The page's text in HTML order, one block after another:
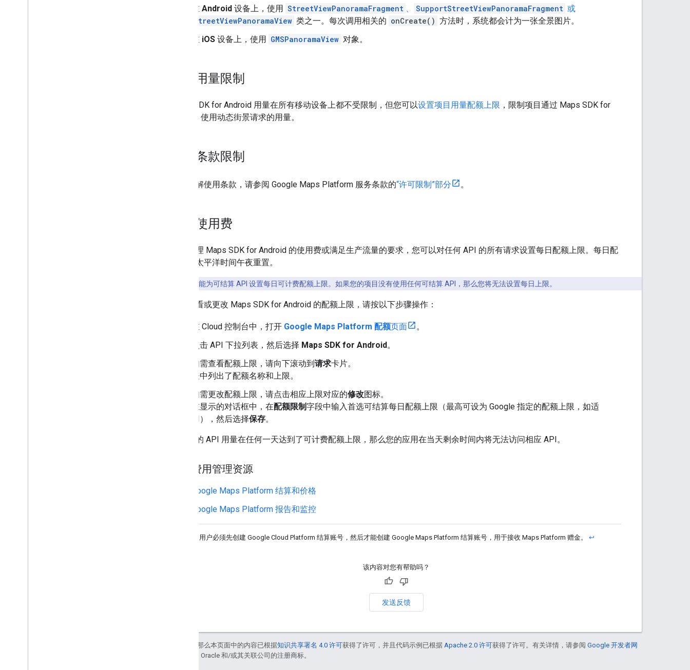
在 Android 设备上，使用 StreetViewPanoramaFragment 、 SupportStreetViewPanoramaFragment 或
StreetViewPanoramaView 类之一。每次调用相关的 onCreate() 方法时，系统都会计为一张全景图片。
在 iOS 设备上，使用 GMSPanoramaView 对象。
其他用量限制
Maps SDK for Android 用量在所有移动设备上都不受限制，但您可以设置项目用量配额上限 ，限制项目通过 Maps SDK for
Android 使用动态街景请求的用量。
使用条款限制
如需了解使用条款，请参阅 Google Maps Platform 服务条款的“许可限制”部分 。
管理使用费
如需管理 Maps SDK for Android 的使用费或满足生产流量的要求，您可以对任何 API 的所有请求设置每日配额上限。每日配
额将在太平洋时间午夜重置。
您只能为可结算 API 设置每日可计费配额上限。如果您的项目没有使用任何可结算 API，那么您将无法设置每日上限。
如需查看或更改 Maps SDK for Android 的配额上限，请按以下步骤操作：
在 Cloud 控制台中，打开 Google Maps Platform 配额页面
。
点击 API 下拉列表，然后选择 Maps SDK for Android。
如需查看配额上限，请向下滚动到 请求卡片。
表中列出了配额名称和上限。
如需更改配额上限，请点击相应上限对应的修改图标。
在显示的对话框中，在配额限制字段中输入首选可结算每日配额上限（最高可设为 Google 指定的配额上限，如适
用），然后选择保存。
如果您的 API 用量在任何一天达到了可计费配额上限，那么您的应用在当天剩余时间内将无法访问相应 API。
相关费用管理资源
Google Maps Platform 结算和价格
Google Maps Platform 报告和监控
印度的用户必须先创建 Google Cloud Platform 结算账号，然后才能创建 Google Maps Platform 结算账号，用于接收 Maps Platform 赠金。 ↩
该内容对您有帮助吗？
发送反馈
如未另行说明，那么本页面中的内容已根据知识共享署名 4.0 许可获得了许可，并且代码示例已根据 Apache 2.0 许可获得了许可。有关详情，请参阅 Google 开发者网
。Java 是 Oracle 和/或其关联公司的注册商标。